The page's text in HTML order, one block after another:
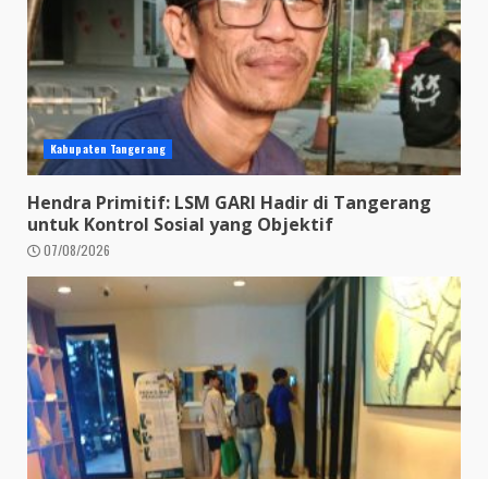
Kabupaten Tangerang
Hendra Primitif: LSM GARI Hadir di Tangerang
untuk Kontrol Sosial yang Objektif
07/08/2026